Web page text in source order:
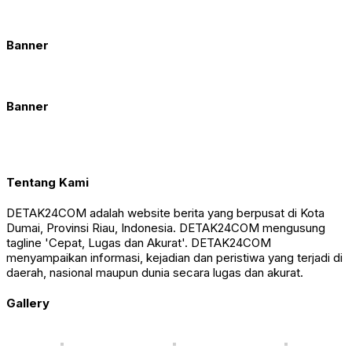
Banner
Banner
Tentang Kami
DETAK24COM adalah website berita yang berpusat di Kota
Dumai, Provinsi Riau, Indonesia. DETAK24COM mengusung
tagline 'Cepat, Lugas dan Akurat'. DETAK24COM
menyampaikan informasi, kejadian dan peristiwa yang terjadi di
daerah, nasional maupun dunia secara lugas dan akurat.
Gallery